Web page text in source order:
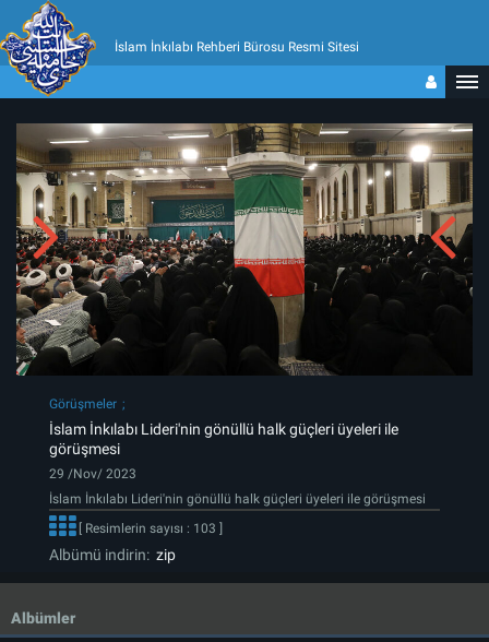
İslam İnkılabı Rehberi Bürosu Resmi Sitesi
Görüşmeler
İslam İnkılabı Lideri'nin gönüllü halk güçleri üyeleri ile
görüşmesi
29 /Nov/ 2023
İslam İnkılabı Lideri'nin gönüllü halk güçleri üyeleri ile görüşmesi
[ Resimlerin sayısı : 103 ]
Albümü indirin: zip
Albümler